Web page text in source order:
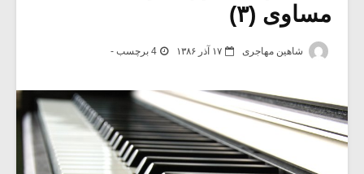
مساوی (۳)
شاهین مهاجری ۱۷ آذر ۱۳۸۶ 4 برچسب -